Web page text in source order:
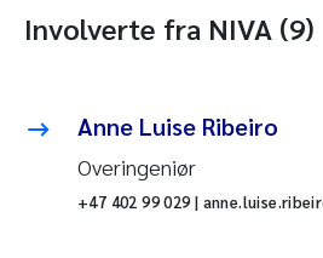
Involverte fra NIVA (9)
Anne Luise Ribeiro
Overingeniør
+47 402 99 029 |